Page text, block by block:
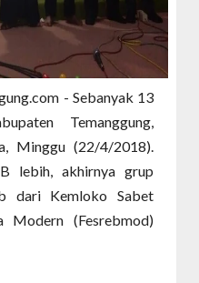
- Sebanyak 13
Temanggung,
Minggu (22/4/2018).
lebih, akhirnya grup
dari Kemloko Sabet
Modern (Fesrebmod)